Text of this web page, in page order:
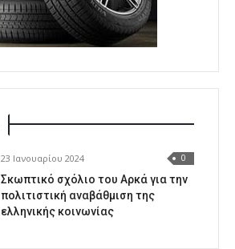
23 Ιανουαρίου 2024 0
Σκωπτικό σχόλιο του Αρκά για την
πολιτιστική αναβάθμιση της
ελληνικής κοινωνίας